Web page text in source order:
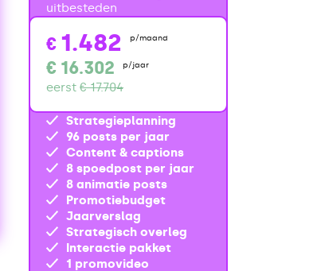
uitbesteden
€ 1.482 p/maand
€ 16.302 p/jaar
eerst € 17.704
Strategieplanning
96 posts per jaar
Content & captions
8 spoedpost per jaar
8 animatie posts
Promotiebudget
Jaarverslag
Strategisch overleg
Interactie pakket
1 promovideo